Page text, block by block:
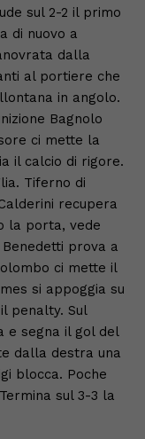
sul 2-2 il primo
di nuovo a
dalla
al portiere che
in angolo.
Bagnolo
ci mette la
il calcio di rigore.
Tiferno di
recupera
la porta, vede
prova a
ci mette il
si appoggia su
penalty. Sul
e segna il gol del
dalla destra una
blocca. Poche
sul 3-3 la